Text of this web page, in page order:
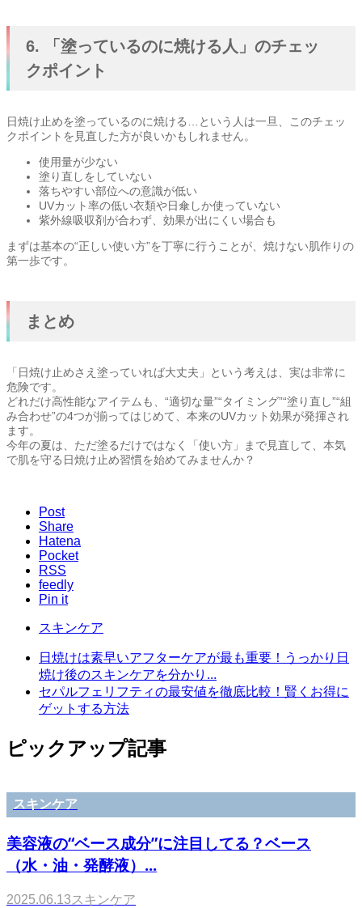
6. 「塗っているのに焼ける人」のチェッ
クポイント
日焼け止めを塗っているのに焼ける…という人は一旦、このチェッ
クポイントを見直した方が良いかもしれません。
使用量が少ない
塗り直しをしていない
落ちやすい部位への意識が低い
UVカット率の低い衣類や日傘しか使っていない
紫外線吸収剤が合わず、効果が出にくい場合も
まずは基本の“正しい使い方”を丁寧に行うことが、焼けない肌作りの
第一歩です。
まとめ
「日焼け止めさえ塗っていれば大丈夫」という考えは、実は非常に
危険です。
どれだけ高性能なアイテムも、“適切な量”“タイミング”“塗り直し”“組
み合わせ”の4つが揃ってはじめて、本来のUVカット効果が発揮され
ます。
今年の夏は、ただ塗るだけではなく「使い方」まで見直して、本気
で肌を守る日焼け止め習慣を始めてみませんか？
Post
Share
Hatena
Pocket
RSS
feedly
Pin it
スキンケア
日焼けは素早いアフターケアが最も重要！うっかり日
焼け後のスキンケアを分かり...
セパルフェリフティの最安値を徹底比較！賢くお得に
ゲットする方法
ピックアップ記事
スキンケア
美容液の“ベース成分”に注目してる？ベース
（水・油・発酵液）...
2025.06.13スキンケア